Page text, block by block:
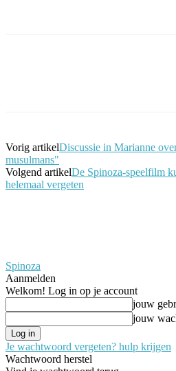
Vorig artikelDiscussie in Marianne
musulmans"
Volgend artikelDe Spinoza-speelfilm
helemaal vergeten
Spinoza
Aanmelden
Welkom! Log in op je account
jouw
jouw
Je wachtwoord vergeten? hulp krijgen
Wachtwoord herstel